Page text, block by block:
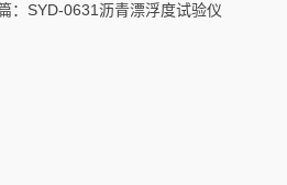
： SYD-0631沥青漂浮度试验仪